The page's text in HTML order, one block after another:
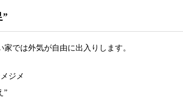
”
では外気が自由に出入りします。
ジメ
”